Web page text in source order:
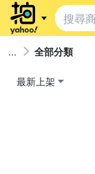
全部分類
最新上架